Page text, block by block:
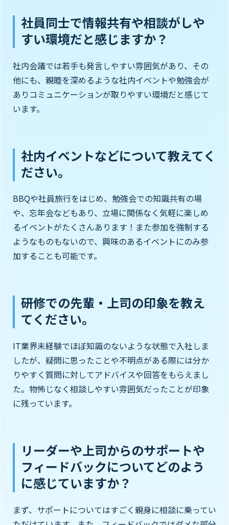
社員同士で情報共有や相談がしや
すい環境だと感じますか？
社内会議では若手も発言しやすい雰囲気があり、その
他にも、親睦を深めるような社内イベントや勉強会が
ありコミュニケーションが取りやすい環境だと感じて
います。
社内イベントなどについて教えてく
ださい。
BBQや社員旅行をはじめ、勉強会での知識共有の場
や、忘年会などもあり、立場に関係なく気軽に楽しめ
るイベントがたくさんあります！また参加を強制する
ようなものもないので、興味のあるイベントにのみ参
加することも可能です。
研修での先輩・上司の印象を教え
てください。
IT業界未経験でほぼ知識のないような状態で入社しま
したが、疑問に思ったことや不明点がある際には分か
りやすく質問に対してアドバイスや回答をもらえまし
た。物怖じなく相談しやすい雰囲気だったことが印象
に残っています。
リーダーや上司からのサポートや
フィードバックについてどのよう
に感じていますか？
まず、サポートについてはすごく親身に相談に乗ってい